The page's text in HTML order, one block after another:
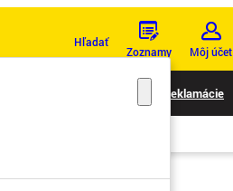
Hľadať
Zoznamy Môj účet
Reklamácie